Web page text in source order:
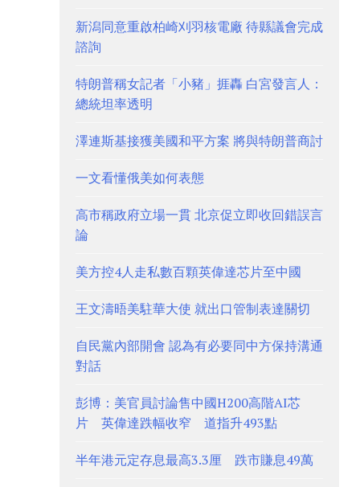
新潟同意重啟柏崎刈羽核電廠 待縣議會完成
諮詢
特朗普稱女記者「小豬」捱轟 白宮發言人：
總統坦率透明
澤連斯基接獲美國和平方案 將與特朗普商討
一文看懂俄美如何表態
高市稱政府立場一貫 北京促立即收回錯誤言
論
美方控4人走私數百顆英偉達芯片至中國
王文濤晤美駐華大使 就出口管制表達關切
自民黨內部開會 認為有必要同中方保持溝通
對話
彭博：美官員討論售中國H200高階AI芯
片 英偉達跌幅收窄 道指升493點
半年港元定存息最高3.3厘 跌市賺息49萬